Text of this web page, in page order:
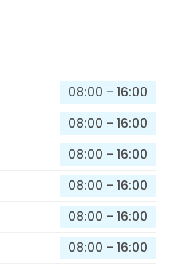
08:00 - 16:00
08:00 - 16:00
08:00 - 16:00
08:00 - 16:00
08:00 - 16:00
08:00 - 16:00